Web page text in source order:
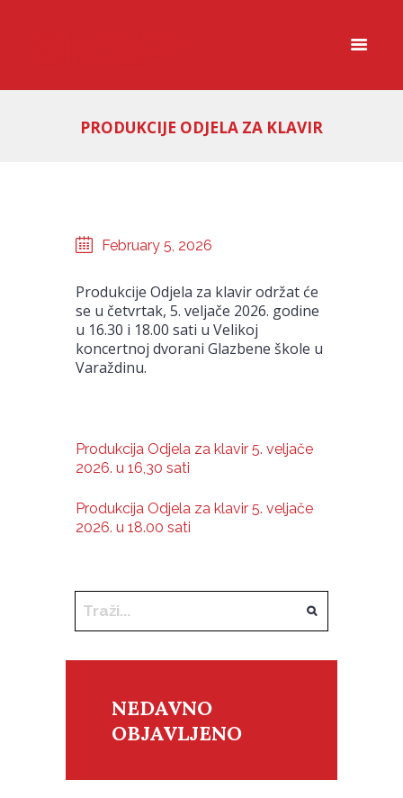
PRODUKCIJE ODJELA ZA KLAVIR
February 5, 2026
Produkcije Odjela za klavir održat će
se u četvrtak, 5. veljače 2026. godine
u 16.30 i 18.00 sati u Velikoj
koncertnoj dvorani Glazbene škole u
Varaždinu.
Produkcija Odjela za klavir 5. veljače
2026. u 16,30 sati
Produkcija Odjela za klavir 5. veljače
2026. u 18.00 sati
NEDAVNO
OBJAVLJENO